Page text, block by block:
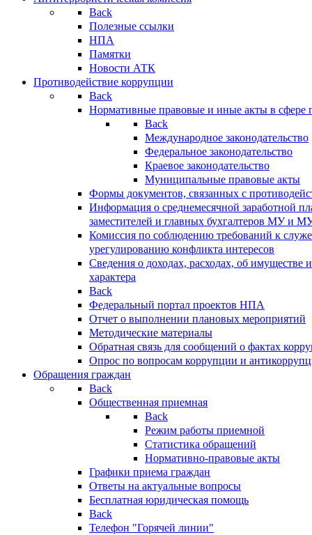
Back
Полезные ссылки
НПА
Памятки
Новости АТК
Противодействие коррупции
Back
Нормативные правовые и иные акты в сфере
Back
Международное законодательство
Федеральное законодательство
Краевое законодательство
Муниципальные правовые акты
Формы документов, связанных с
Информация о среднемесячной заработной
заместителей и главных бухгалтеров МУ и
Комиссия по соблюдению требований к
урегулированию конфликта интересов
Сведения о доходах, расходах, об имуществе
характера
Back
Федеральный портал проектов НПА
Отчет о выполнении плановых мероприятий
Методические материалы
Обратная связь для сообщений о фактах
Опрос по вопросам коррупции и
Обращения граждан
Back
Общественная приемная
Back
Режим работы приемной
Статистика обращений
Нормативно-правовые акты
Графики приема граждан
Ответы на актуальные вопросы
Бесплатная юридическая помощь
Back
Телефон "Горячей линии"